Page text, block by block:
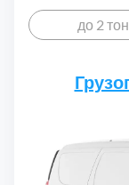
до 2
Истринский
Каширский